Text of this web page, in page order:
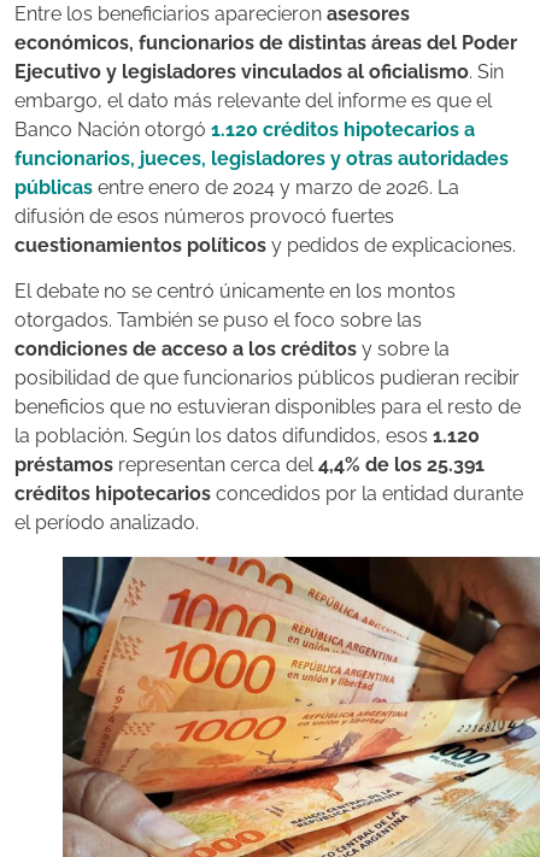
Entre los beneficiarios aparecieron asesores
económicos, funcionarios de distintas áreas del Poder
Ejecutivo y legisladores vinculados al oficialismo. Sin
embargo, el dato más relevante del informe es que el
Banco Nación otorgó 1.120 créditos hipotecarios a
funcionarios, jueces, legisladores y otras autoridades
públicas entre enero de 2024 y marzo de 2026. La
difusión de esos números provocó fuertes
cuestionamientos políticos y pedidos de explicaciones.
El debate no se centró únicamente en los montos
otorgados. También se puso el foco sobre las
condiciones de acceso a los créditos y sobre la
posibilidad de que funcionarios públicos pudieran recibir
beneficios que no estuvieran disponibles para el resto de
la población. Según los datos difundidos, esos 1.120
préstamos representan cerca del4,4% de los 25.391
créditos hipotecarios concedidos por la entidad durante
el período analizado.